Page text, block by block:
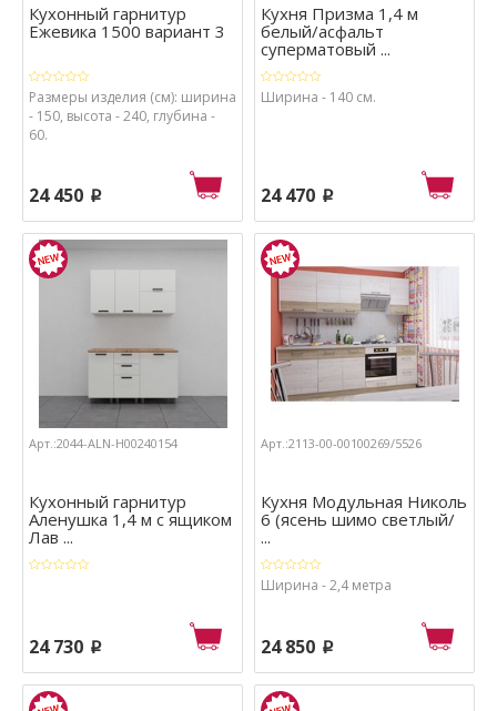
Кухонный гарнитур
Ежевика 1500 вариант 3
Размеры изделия (см): ширина
- 150, высота - 240, глубина -
60.
24 450 p
Кухня Призма 1,4 м
белый/асфальт
суперматовый ...
Ширина - 140 см.
24 470 p
Арт.:2044-ALN-Н00240154
Кухонный гарнитур
Аленушка 1,4 м с ящиком
Лав ...
24 730 p
Арт.:2113-00-00100269/5526
Кухня Модульная Николь
6 (ясень шимо светлый/
...
Ширина - 2,4 метра
24 850 p